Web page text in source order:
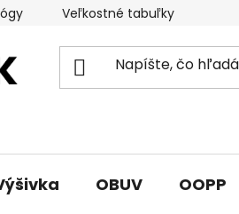
Veľkostné tabuľky
OBUV OOPP